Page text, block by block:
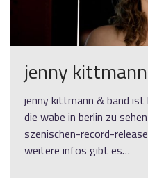
jenny
jenny kittmann & band ist
die wabe in berlin zu
szenischen-record-
weitere infos gibt es…